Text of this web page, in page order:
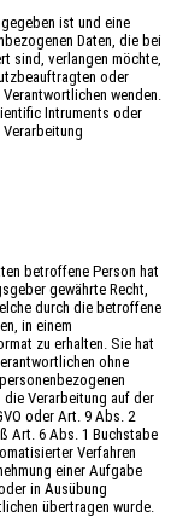
ist und eine
Daten, die bei
sind, verlangen möchte,
oder
wenden.
Intruments oder
betroffene Person hat
gewährte Recht,
durch die betroffene
in einem
zu erhalten. Sie hat
ohne
Verarbeitung auf der
oder Art. 9 Abs. 2
Art. 6 Abs. 1 Buchstabe
Verfahren
einer Aufgabe
in Ausübung
übertragen wurde.